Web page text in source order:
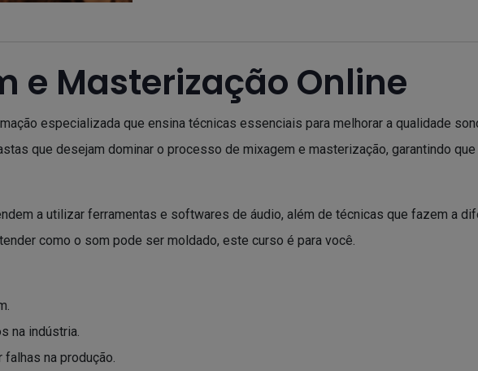
e Masterização Online
especializada que ensina técnicas essenciais para melhorar a qualidade
que desejam dominar o processo de mixagem e masterização, garantindo
a utilizar ferramentas e softwares de áudio, além de técnicas que fazem a
como o som pode ser moldado, este curso é para você.
na indústria.
na produção.